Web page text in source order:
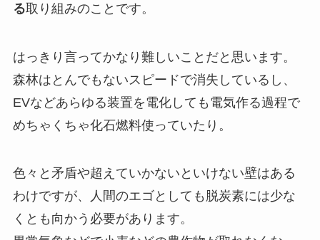
る取り組みのことです。
はっきり言ってかなり難しいことだと思います。
森林はとんでもないスピードで消失しているし、
EVなどあらゆる装置を電化しても電気作る過程で
めちゃくちゃ化石燃料使っていたり。
色々と矛盾や超えていかないといけない壁はある
わけですが、人間のエゴとしても脱炭素には少な
くとも向かう必要があります。